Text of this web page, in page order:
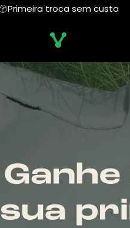
Primeira troca sem custo
Moletom
SOS ENCHENTES RS
Instituto Victorem